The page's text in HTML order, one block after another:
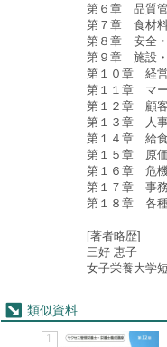
第６章 品質
第７章 食材
第８章 安全
第９章 施設
第１０章 経
第１１章 マ
第１２章 顧
第１３章 人
第１４章 給
第１５章 原
第１６章 危
第１７章 事
第１８章 各
[著者略歴]
三好 恵子
女子栄養大学
類似資料
1